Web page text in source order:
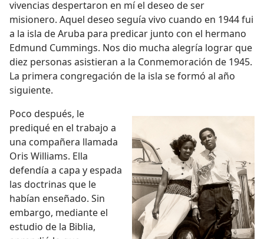
vivencias despertaron en mí el deseo de ser
misionero. Aquel deseo seguía vivo cuando en 1944 fui
a la isla de Aruba para predicar junto con el hermano
Edmund Cummings. Nos dio mucha alegría lograr que
diez personas asistieran a la Conmemoración de 1945.
La primera congregación de la isla se formó al año
siguiente.
Poco después, le
prediqué en el trabajo a
una compañera llamada
Oris Williams. Ella
defendía a capa y espada
las doctrinas que le
habían enseñado. Sin
embargo, mediante el
estudio de la Biblia,